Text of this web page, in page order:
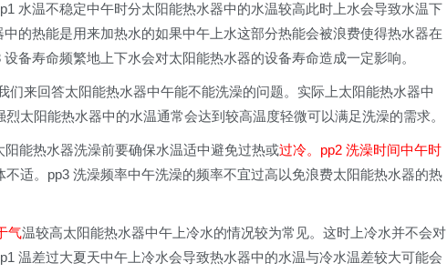
水温不稳定中午时分太阳能热水器中的水温较高此时上水会导致水温下
的热能是用来加热水的如果中午上水这部分热能会被浪费使得热水器在
备寿命频繁地上下水会对太阳能热水器的设备寿命造成一定影响。
们来回答太阳能热水器中午能不能洗澡的问题。实际上太阳能热水器中
太阳能热水器中的水温通常会达到较高温度轻微可以满足洗澡的需求。
能热水器洗澡前要确保水温适中避免过热或过冷。pp2 洗澡时间中午时
适。pp3 洗澡频率中午洗澡的频率不宜过高以免浪费太阳能热水器的热
气温较高太阳能热水器中午上冷水的情况较为常见。这时上冷水并不会对
温差过大夏天中午上冷水会导致热水器中的水温与冷水温差较大可能会